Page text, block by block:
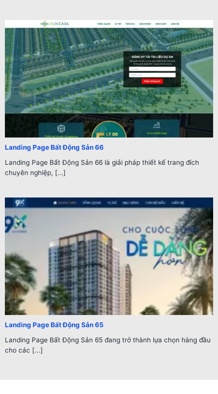
Landing Page Bất Động Sản 66
Landing Page Bất Động Sản 66 là giải pháp thiết kế trang đích
chuyên nghiệp, [...]
Landing Page Bất Động Sản 65
Landing Page Bất Động Sản 65 đang trở thành lựa chọn hàng đầu
cho các [...]